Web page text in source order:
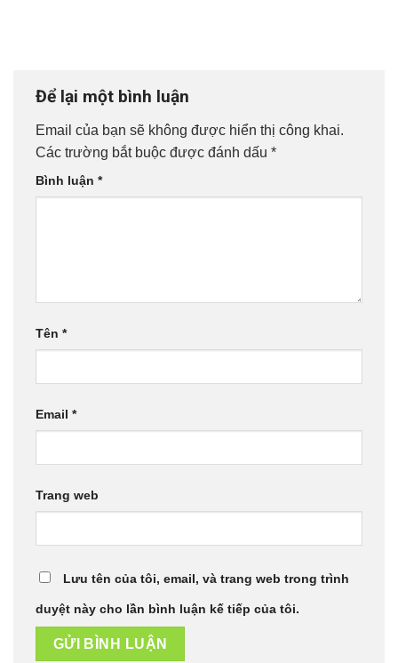
Để lại một bình luận
Email của bạn sẽ không được hiển thị công khai.
Các trường bắt buộc được đánh dấu *
Bình luận *
Tên *
Email *
Trang web
Lưu tên của tôi, email, và trang web trong trình
duyệt này cho lần bình luận kế tiếp của tôi.